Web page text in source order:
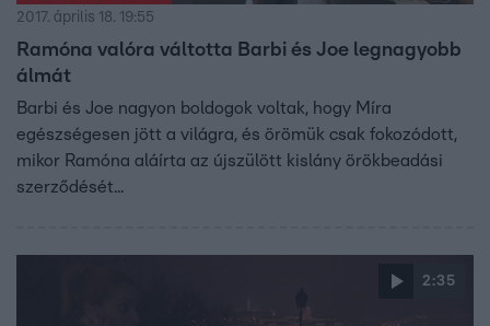
2017. április 18. 19:55
Ramóna valóra váltotta Barbi és Joe legnagyobb
álmát
Barbi és Joe nagyon boldogok voltak, hogy Míra
egészségesen jött a világra, és örömük csak fokozódott,
mikor Ramóna aláírta az újszülött kislány örökbeadási
szerződését...
2:35